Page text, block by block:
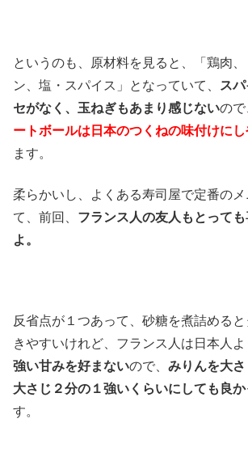
というのも、原材料を見ると、「鶏肉
ン、塩・スパイス」となっていて、 ス
セがなく、玉ねぎもあまり感じないので
ートボールは日本のつくねの味付けに
ます。
柔らかいし、よくある寿司屋で定番の
て、前回、 フランス人の友人もとって
よ。
反省点が１つあって、砂糖を煮詰める
きやすいけれど、フランス人は日本人
強い甘みを好まないので、 みりんを大
大さじ２分の１強いくらいにしても良
す。